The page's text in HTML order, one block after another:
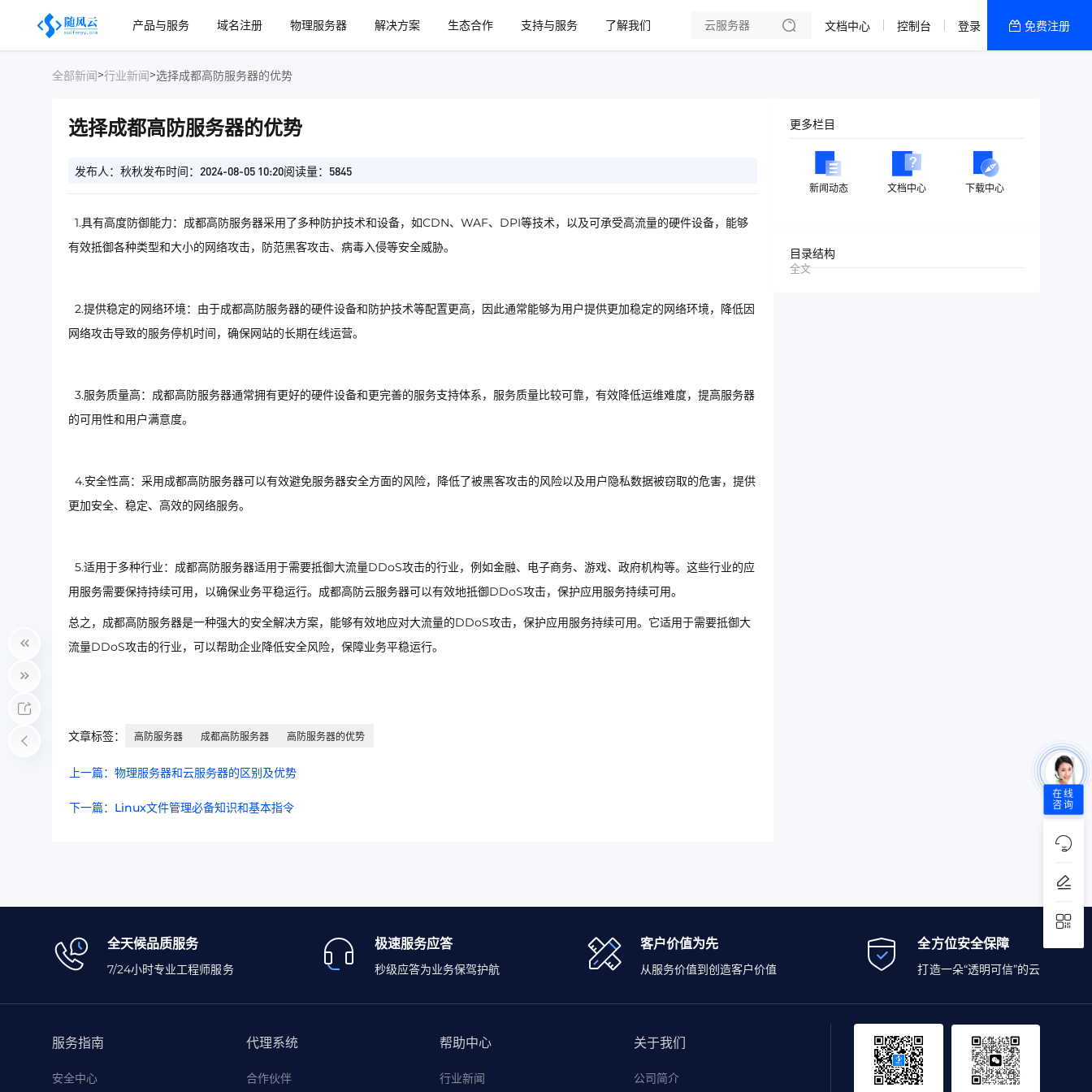
产品与服务 域名注册 物理服务器 解决方案 生态合作 支持与服务
了解我们
文档中心 控制台 登录 免费注册
全部新闻>行业新闻>选择成都高防服务器的优势
选择成都高防服务器的优势
发布人：秋秋发布时间：2024-08-05 10:20阅读量：5845
1.具有高度防御能力：成都高防服务器采用了多种防护技术和设备，如CDN、WAF、DPI等技术，以及可承受高流量的硬件设备，能够
有效抵御各种类型和大小的网络攻击，防范黑客攻击、病毒入侵等安全威胁。
2.提供稳定的网络环境：由于成都高防服务器的硬件设备和防护技术等配置更高，因此通常能够为用户提供更加稳定的网络环境，降低因
网络攻击导致的服务停机时间，确保网站的长期在线运营。
3.服务质量高：成都高防服务器通常拥有更好的硬件设备和更完善的服务支持体系，服务质量比较可靠，有效降低运维难度，提高服务器
的可用性和用户满意度。
4.安全性高：采用成都高防服务器可以有效避免服务器安全方面的风险，降低了被黑客攻击的风险以及用户隐私数据被窃取的危害，提供
更加安全、稳定、高效的网络服务。
5.适用于多种行业：成都高防服务器适用于需要抵御大流量DDoS攻击的行业，例如金融、电子商务、游戏、政府机构等。这些行业的应
用服务需要保持持续可用，以确保业务平稳运行。成都高防云服务器可以有效地抵御DDoS攻击，保护应用服务持续可用。
总之，成都高防服务器是一种强大的安全解决方案，能够有效地应对大流量的DDoS攻击，保护应用服务持续可用。它适用于需要抵御大
流量DDoS攻击的行业，可以帮助企业降低安全风险，保障业务平稳运行。
文章标签： 高防服务器 成都高防服务器 高防服务器的优势
上一篇：物理服务器和云服务器的区别及优势
下一篇：Linux文件管理必备知识和基本指令
更多栏目
新闻动态 文档中心 下载中心
目录结构
全文
全天候品质服务
7/24小时专业工程师服务
极速服务应答
秒级应答为业务保驾护航
客户价值为先
从服务价值到创造客户价值
全方位安全保障
打造一朵“透明可信”的云
服务指南
安全中心
代理系统
合作伙伴
帮助中心
行业新闻
关于我们
公司简介
在线
咨询